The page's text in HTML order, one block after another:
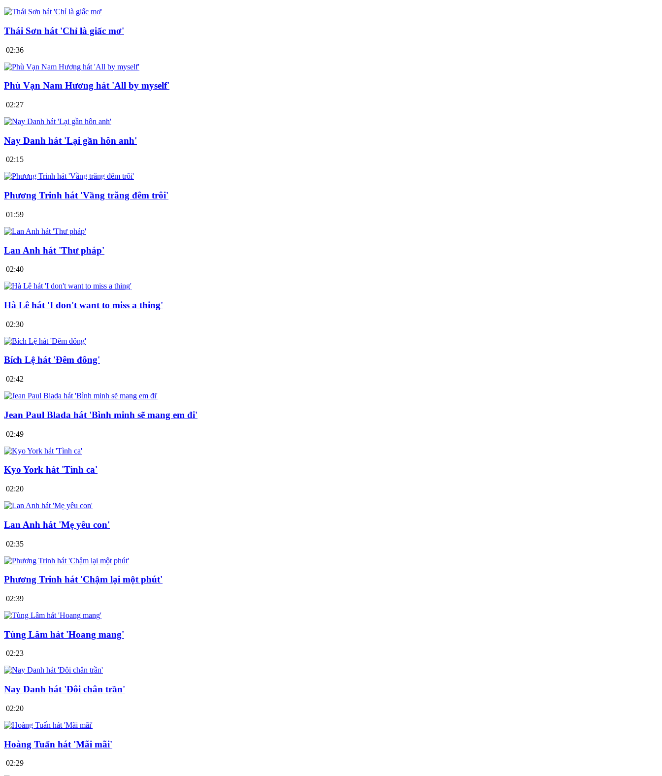
Thái Sơn hát 'Chỉ là giấc mơ'
02:36
Phù Vạn Nam Hương hát 'All by myself'
02:27
Nay Danh hát 'Lại gần hôn anh'
02:15
Phương Trinh hát 'Vầng trăng đêm trôi'
01:59
Lan Anh hát 'Thư pháp'
02:40
Hà Lê hát 'I don't want to miss a thing'
02:30
Bích Lệ hát 'Đêm đông'
02:42
Jean Paul Blada hát 'Bình minh sẽ mang em đi'
02:49
Kyo York hát 'Tình ca'
02:20
Lan Anh hát 'Mẹ yêu con'
02:35
Phương Trinh hát 'Chậm lại một phút'
02:39
Tùng Lâm hát 'Hoang mang'
02:23
Nay Danh hát 'Đôi chân trần'
02:20
Hoàng Tuấn hát 'Mãi mãi'
02:29